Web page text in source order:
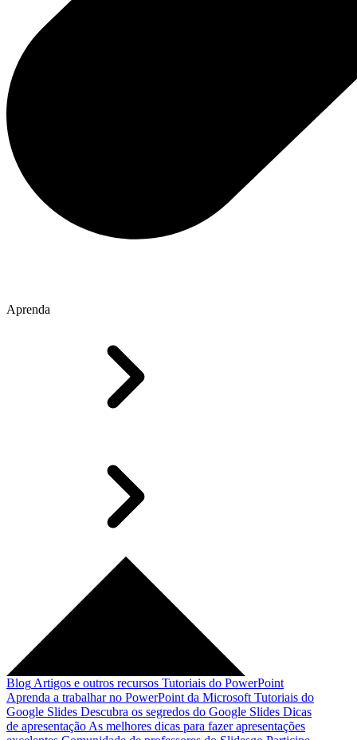
Aprenda
Blog Artigos e outros recursos Tutoriais do PowerPoint
Aprenda a trabalhar no PowerPoint da Microsoft Tutoriais do
Google Slides Descubra os segredos do Google Slides Dicas
de apresentação As melhores dicas para fazer apresentações